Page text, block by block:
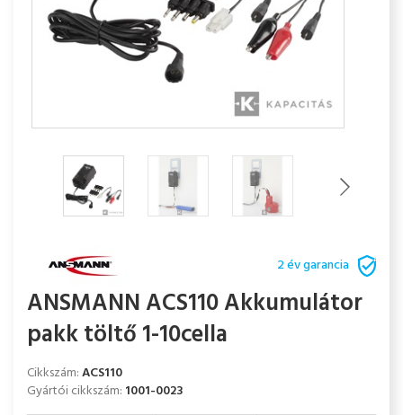
2 év garancia
ANSMANN ACS110 Akkumulátor
pakk töltő 1-10cella
Cikkszám:ACS110
Gyártói cikkszám: 1001-0023